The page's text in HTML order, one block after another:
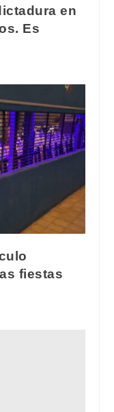
en
Es
fiestas